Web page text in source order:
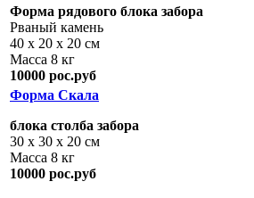
Форма рядового блока забора
Рваный камень
40 х 20 х 20 см
Масса 8 кг
10000 рос.руб
Форма Скала
блока столба забора
30 х 30 х 20 см
Масса 8 кг
10000 рос.руб